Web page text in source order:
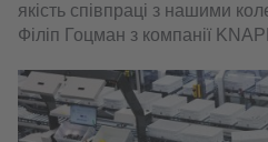
якість співпраці з нашими
Філіп Гоцман з компанії